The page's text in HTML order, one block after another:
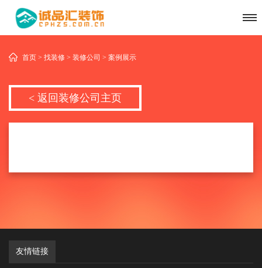
首页 > 找装修 > 装修公司 > 案例展示
< 返回装修公司主页
友情链接